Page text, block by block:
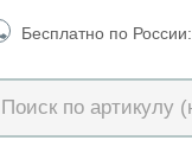
Бесплатно по России: